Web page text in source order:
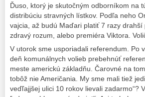
Ďuso, ktorý je skutočným odborníkom na
distribúciu stravných lístkov. Podľa neho
vajcia, až budú Maďari platiť 7 razy
zdravý rozum, alebo premiéra Viktora.
V utorok sme usporiadali referendum. Po
deň komunálnych volieb prebehnúť
meste americkú základňu. Čarovné na
tobôž nie Američania. My sme mali tiež
veďľajjšej ulici 10 rokov lievali zadarmo“?